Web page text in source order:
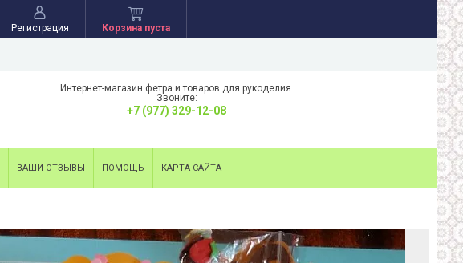
Регистрация Корзина пуста
Интернет-магазин фетра и товаров для рукоделия.
Звоните:
+7 (977) 329-12-08
ВАШИ ОТЗЫВЫ ПОМОЩЬ КАРТА САЙТА